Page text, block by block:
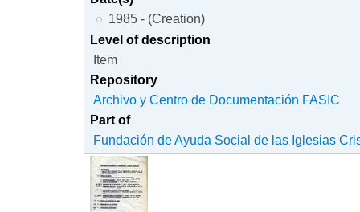
1985 - (Creation)
Level of description
Item
Repository
Archivo y Centro de Documentación FASIC
Part of
Fundación de Ayuda Social de las Iglesias